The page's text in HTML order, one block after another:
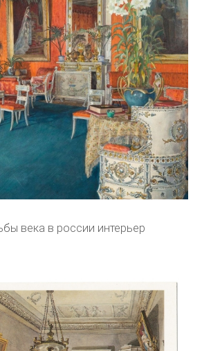
века в россии интерьер